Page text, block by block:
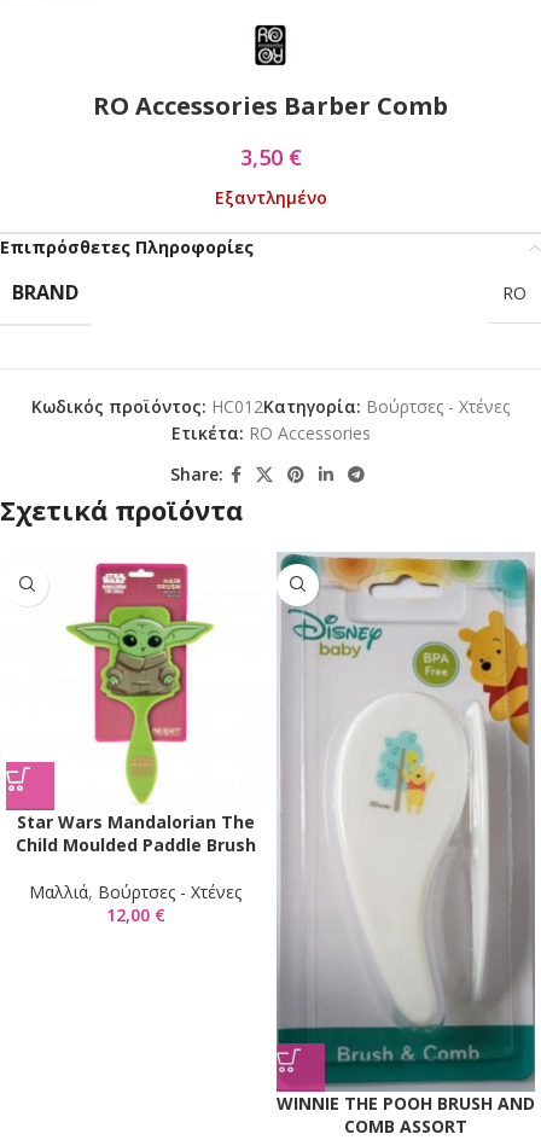
RO Accessories Barber Comb
3,50 €
Εξαντλημένο
Επιπρόσθετες Πληροφορίες
BRAND RO
Κωδικός προϊόντος: HC012Κατηγορία: Βούρτσες - Χτένες
Ετικέτα: RO Accessories
Share:
Σχετικά προϊόντα
Star Wars Mandalorian The
Child Moulded Paddle Brush
Μαλλιά, Βούρτσες - Χτένες
12,00 €
WINNIE THE POOH BRUSH AND
COMB ASSORT